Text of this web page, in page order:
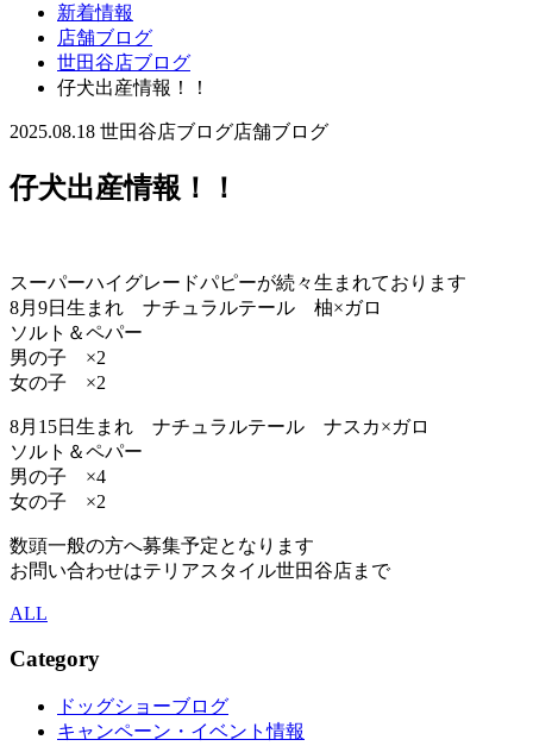
新着情報
店舗ブログ
世田谷店ブログ
仔犬出産情報！！
2025.08.18 世田谷店ブログ店舗ブログ
仔犬出産情報！！
スーパーハイグレードパピーが続々生まれております
8月9日生まれ ナチュラルテール 柚×ガロ
ソルト＆ペパー
男の子 ×2
女の子 ×2
8月15日生まれ ナチュラルテール ナスカ×ガロ
ソルト＆ペパー
男の子 ×4
女の子 ×2
数頭一般の方へ募集予定となります
お問い合わせはテリアスタイル世田谷店まで
ALL
Category
ドッグショーブログ
キャンペーン・イベント情報